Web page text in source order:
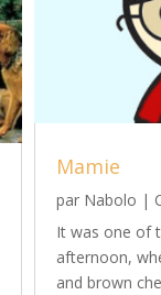
Mamie
par Nabolo |
It was one of
afternoon,
and brown